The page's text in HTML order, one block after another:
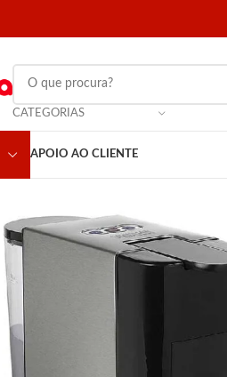
CATEGORIAS
APOIO AO CLIENTE